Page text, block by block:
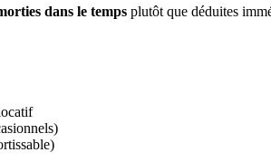
dans le temps plutôt que déduites